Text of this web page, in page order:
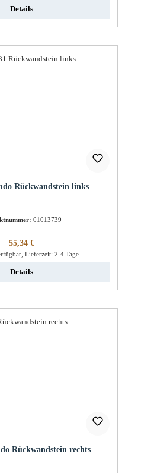
Details
Rückwandstein links
01013739
Regulärer Preis:
55,34 €
Lieferzeit: 2-4 Tage
Details
Rückwandstein rechts